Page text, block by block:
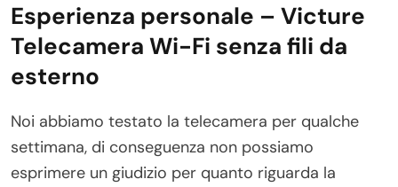
Esperienza personale – Victure
Telecamera Wi-Fi senza fili da
esterno
Noi abbiamo testato la telecamera per qualche
settimana, di conseguenza non possiamo
esprimere un giudizio per quanto riguarda la